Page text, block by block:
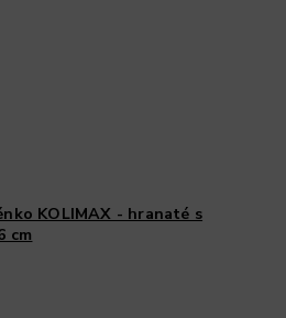
KOLIMAX - hranaté s
cm